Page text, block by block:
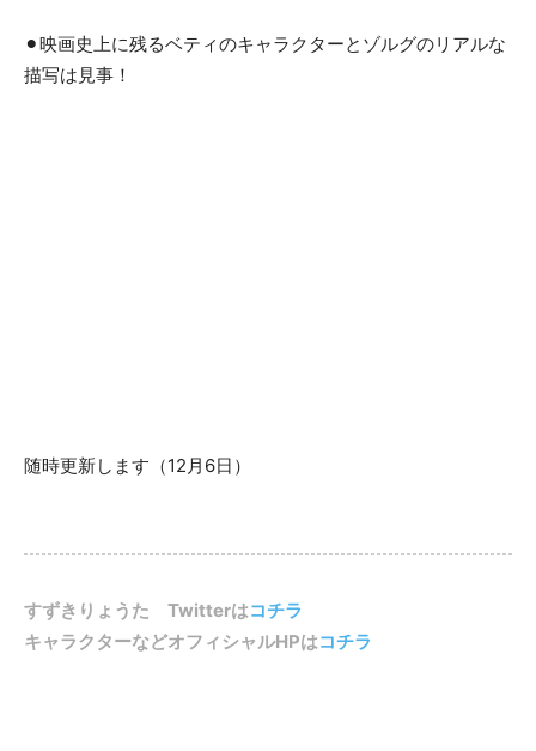
⚫︎映画史上に残るベティのキャラクターとゾルグのリアルな
描写は見事！
随時更新します（12月6日）
すずきりょうた Twitterはコチラ
キャラクターなどオフィシャルHPはコチラ